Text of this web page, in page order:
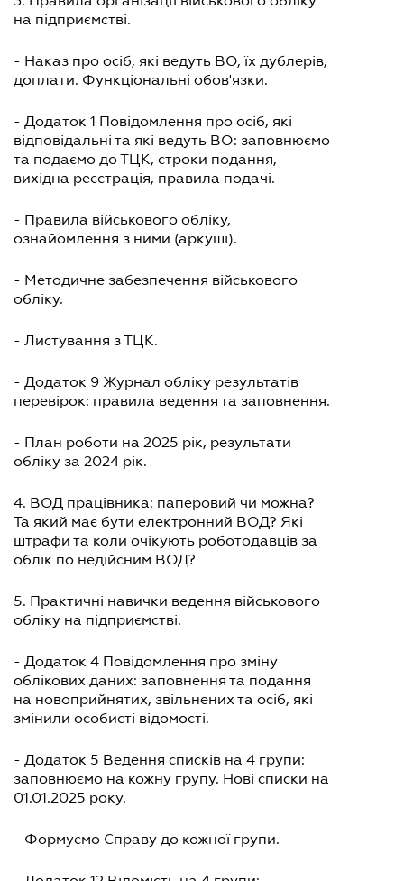
на підприємстві.
- Наказ про осіб, які ведуть ВО, їх дублерів,
доплати. Функціональні обов'язки.
- Додаток 1 Повідомлення про осіб, які
відповідальні та які ведуть ВО: заповнюємо
та подаємо до ТЦК, строки подання,
вихідна реєстрація, правила подачі.
- Правила військового обліку,
ознайомлення з ними (аркуші).
- Методичне забезпечення військового
обліку.
- Листування з ТЦК.
- Додаток 9 Журнал обліку результатів
перевірок: правила ведення та заповнення.
- План роботи на 2025 рік, результати
обліку за 2024 рік.
4. ВОД працівника: паперовий чи можна?
Та який має бути електронний ВОД? Які
штрафи та коли очікують роботодавців за
облік по недійсним ВОД?
5. Практичні навички ведення військового
обліку на підприємстві.
- Додаток 4 Повідомлення про зміну
облікових даних: заповнення та подання
на новоприйнятих, звільнених та осіб, які
змінили особисті відомості.
- Додаток 5 Ведення списків на 4 групи:
заповнюємо на кожну групу. Нові списки на
01.01.2025 року.
- Формуємо Справу до кожної групи.